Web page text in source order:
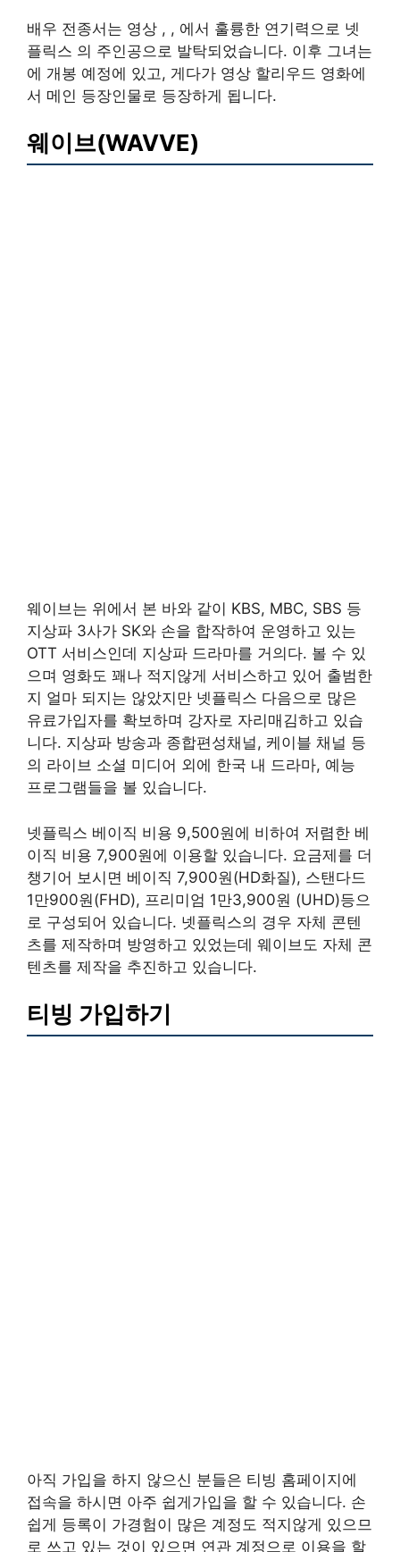
배우 전종서는 영상 , , 에서 훌륭한 연기력으로 넷
플릭스 의 주인공으로 발탁되었습니다. 이후 그녀는
에 개봉 예정에 있고, 게다가 영상 할리우드 영화에
서 메인 등장인물로 등장하게 됩니다.
웨이브(WAVVE)
웨이브는 위에서 본 바와 같이 KBS, MBC, SBS 등
지상파 3사가 SK와 손을 합작하여 운영하고 있는
OTT 서비스인데 지상파 드라마를 거의다. 볼 수 있
으며 영화도 꽤나 적지않게 서비스하고 있어 출범한
지 얼마 되지는 않았지만 넷플릭스 다음으로 많은
유료가입자를 확보하며 강자로 자리매김하고 있습
니다. 지상파 방송과 종합편성채널, 케이블 채널 등
의 라이브 소셜 미디어 외에 한국 내 드라마, 예능
프로그램들을 볼 있습니다.
넷플릭스 베이직 비용 9,500원에 비하여 저렴한 베
이직 비용 7,900원에 이용할 있습니다. 요금제를 더
챙기어 보시면 베이직 7,900원(HD화질), 스탠다드
1만900원(FHD), 프리미엄 1만3,900원 (UHD)등으
로 구성되어 있습니다. 넷플릭스의 경우 자체 콘텐
츠를 제작하며 방영하고 있었는데 웨이브도 자체 콘
텐츠를 제작을 추진하고 있습니다.
티빙 가입하기
아직 가입을 하지 않으신 분들은 티빙 홈페이지에
접속을 하시면 아주 쉽게가입을 할 수 있습니다. 손
쉽게 등록이 가경험이 많은 계정도 적지않게 있으므
로 쓰고 있는 것이 있으면 연관 계정으로 이용을 할